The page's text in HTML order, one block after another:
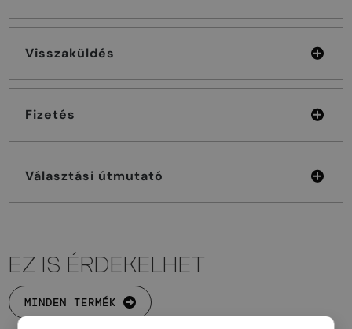
Visszaküldés
Fizetés
Választási útmutató
EZ IS ÉRDEKELHET
MINDEN TERMÉK